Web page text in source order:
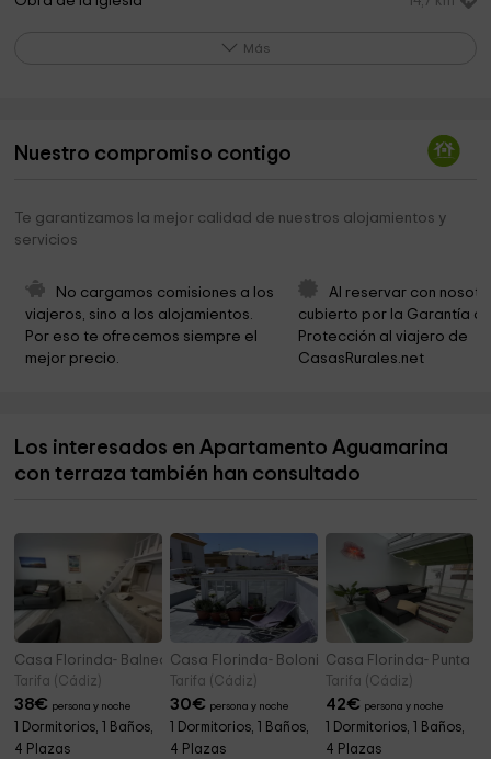
Parroquía de Nuestra Señora de Loreto
Solidaridad Don Bosco 15,7 km
Iglesia de San José
Iglesia Evangélica Bautista de Cádiz
Iglesia Familiar Cristiana Ágape
Parroquia de San Severiano 16,8 km
Parroquia De Santa Catalina de Alejandría
Más
Nuestro compromiso contigo
Te garantizamos la mejor calidad de nuestros alojamientos y
servicios
No cargamos comisiones a los
viajeros, sino a los alojamientos.
Por eso te ofrecemos siempre el
mejor precio.
Al reservar con
cubierto por la Garantía
Protección al viajero de
CasasRurales.net
Los interesados en Apartamento Aguamarina
con terraza también han consultado
Casa Florinda- Balneario
Tarifa (Cádiz)
38€ persona y noche
1 Dormitorios, 1 Baños,
4 Plazas
Casa Florinda- Bolonia
Tarifa (Cádiz)
30€ persona y noche
1 Dormitorios, 1 Baños,
4 Plazas
Casa Florinda- Punta
Tarifa (Cádiz)
42€ persona y noche
1 Dormitorios, 1 Baños,
4 Plazas